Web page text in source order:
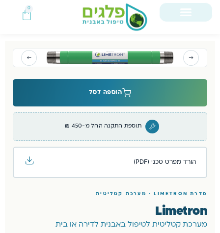
0
סדרת LIMETRON · מערכת קטליטית
Limetron
מערכת קטליטית לטיפול באבנית לדירה או בית
→
←
הוספה לסל
תוספת התקנה החל מ-450 ₪
הורד מפרט טכני (PDF)